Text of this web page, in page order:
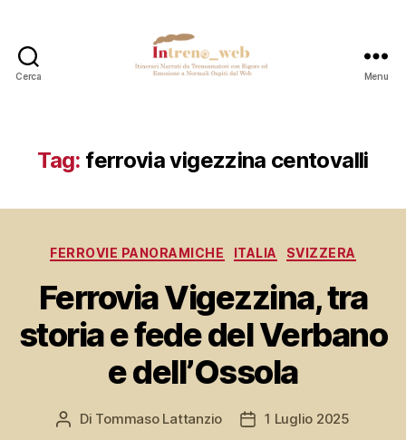
Cerca Menu
Tag: ferrovia vigezzina centovalli
Categorie
FERROVIE PANORAMICHE ITALIA SVIZZERA
Ferrovia Vigezzina, tra
storia e fede del Verbano
e dell’Ossola
Autore
Di Tommaso Lattanzio
Data1 Luglio 2025